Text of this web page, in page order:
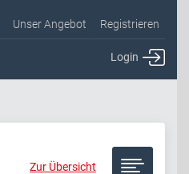
Unser Angebot Registrieren
Login
Zur Übersicht